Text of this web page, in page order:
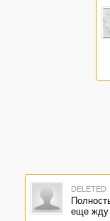
DELETED
еще жду